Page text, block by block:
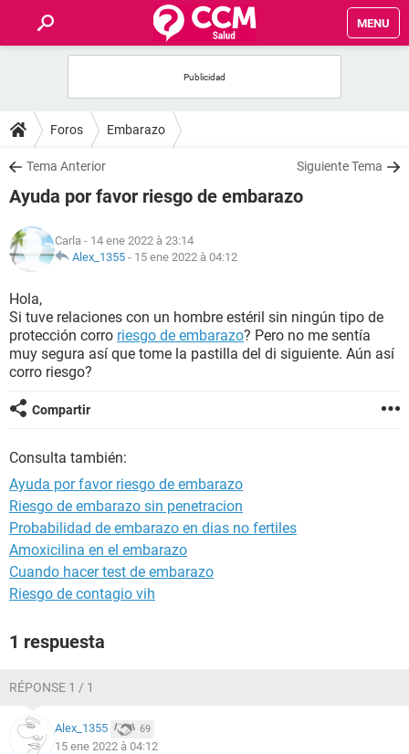
MENU
FORUMS
SALUD
FAMILIA
NUTRICIÓN
BIENESTAR
SEXUALIDAD
GLOSARIO
Foros Embarazo
Tema Anterior Siguiente Tema
Ayuda por favor riesgo de embarazo
Carla - 14 ene 2022 à 23:14
Alex_1355 - 15 ene 2022 à 04:12
Hola,
Si tuve relaciones con un hombre estéril sin ningún tipo de
protección corro riesgo de embarazo? Pero no me sentía
muy segura así que tome la pastilla del di siguiente. Aún así
corro riesgo?
Compartir
Consulta también:
Ayuda por favor riesgo de embarazo
Riesgo de embarazo sin penetracion
Probabilidad de embarazo en dias no fertiles
Amoxicilina en el embarazo
Cuando hacer test de embarazo
Riesgo de contagio vih
1 respuesta
RÉPONSE 1 / 1
Alex_1355 69
15 ene 2022 à 04:12